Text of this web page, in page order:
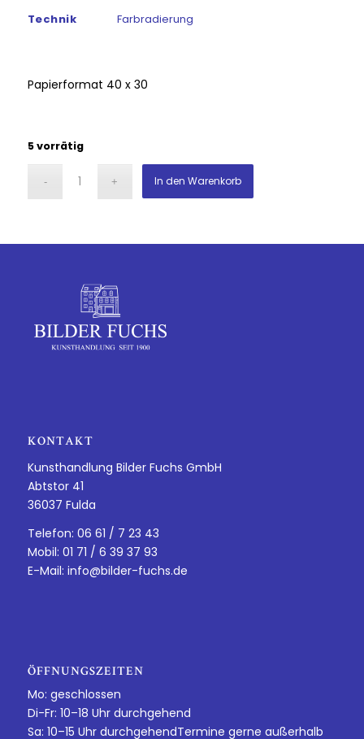
Technik Farbradierung
Papierformat 40 x 30
5 vorrätig
In den Warenkorb
KONTAKT
Kunsthandlung Bilder Fuchs GmbH
Abtstor 41
36037 Fulda
Telefon: 06 61 / 7 23 43
Mobil: 01 71 / 6 39 37 93
E-Mail: info@bilder-fuchs.de
ÖFFNUNGSZEITEN
Mo: geschlossen
Di-Fr: 10–18 Uhr durchgehend
Sa: 10–15 Uhr durchgehendTermine gerne außerhalb